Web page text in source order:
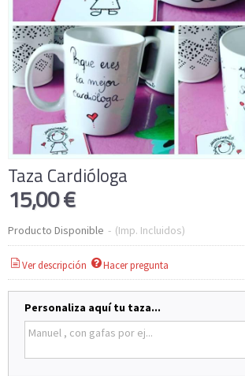
Taza Cardióloga
15,00 €
Producto Disponible - (Imp. Incluidos)
Ver descripción Hacer pregunta
Personaliza aquí tu taza...